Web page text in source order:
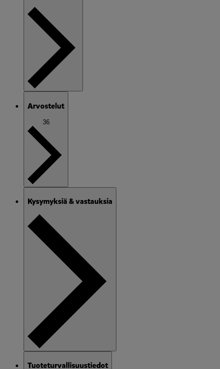
Arvostelut
36
Kysymyksiä & vastauksia
Tuoteturvallisuustiedot